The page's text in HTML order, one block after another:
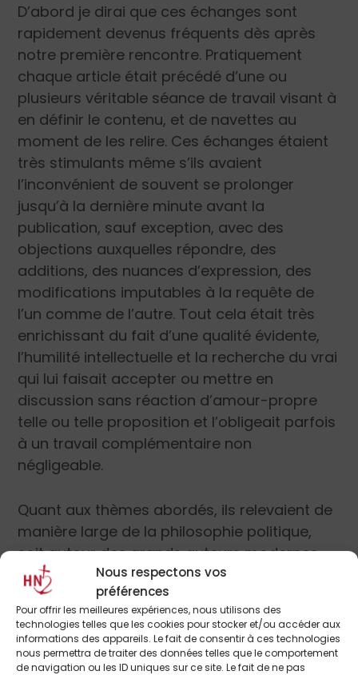
Nous respectons vos
préférences
Pour offrir les meilleures expériences, nous utilisons des
technologies telles que les cookies pour stocker et/ou accéder aux
informations des appareils. Le fait de consentir à ces technologies
nous permettra de traiter des données telles que le comportement
de navigation ou les ID uniques sur ce site. Le fait de ne pas
D’abord je dirai que ces échanges sont
rapidement devenus fréquents dès après
notre première rencontre. Pratiquement
chaque article était précédé d’une ou
plusieurs véritable séance de travail visant à
en définir le contenu, et de navettes au
moment de les relire. Ces échanges étaient
très stimulants même s’ils avaient
l’inconvénient de souvent se prolonger
jusqu’à la dernière minute avant la
publication, sauf exception, avec des
objections auxquelles répondre, des
additions, des nuances d’expression, des
modifications imputables à la requête de
l’un comme de l’autre. Tout cela était très
enrichissant du fait d’une qualité évidente,
l’humilité intellectuelle et la recherche du vrai
qui lui faisait accepter ou mettre en
discussion sans réaction d’amour-propre
telle ou telle proposition et l’obligeait parfois
à un travail complémentaire non
négligeable.
Quant aux thèmes abordés, ils relevaient de
manière large de la philosophie politique,
soit autour des grands auteurs modernes
que Claude Polin connaissait sur le bout des
doigts (Locke, Hobbes, Rousseau, Spencer,
Comte, lesFounding Fathersdes États-Unis,
et bien d’autres), soit surtout à propos des
ressorts intimes du système politique